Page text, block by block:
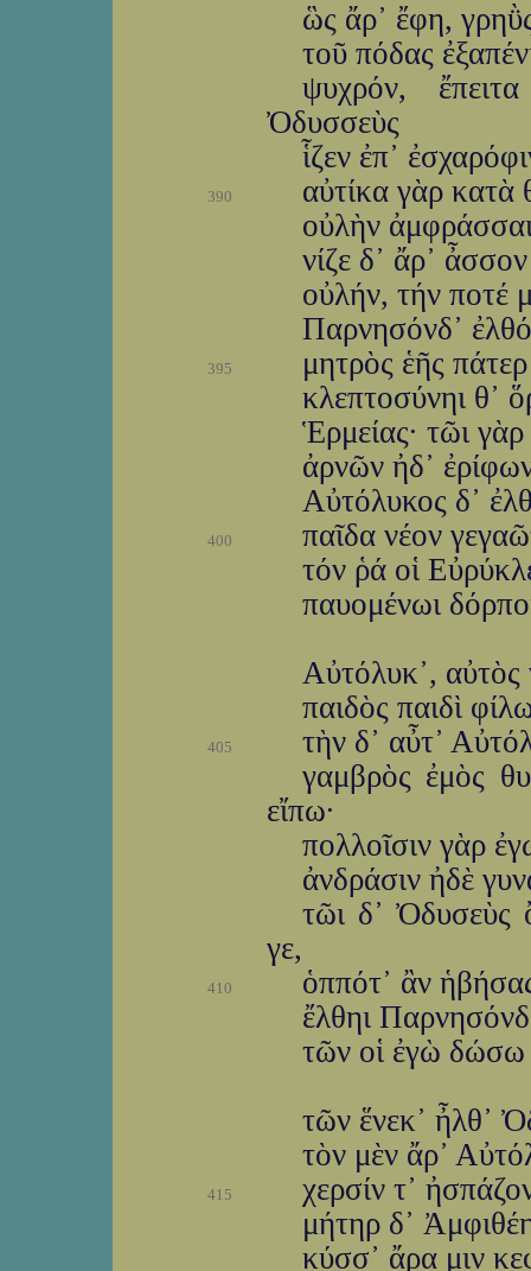
ὣς ἄρ᾽ ἔφη,
τοῦ πόδας
ψυχρόν,
Ὀδυσσεὺς
ἷζεν ἐπ᾽
390
αὐτίκα γὰρ
οὐλὴν
νίζε δ᾽ ἄρ᾽
οὐλήν, τήν ποτέ
Παρνησόνδ᾽
395
μητρὸς ἑῆς
κλεπτοσύνηι θ᾽
Ἑρμείας· τῶι
ἀρνῶν ἠδ᾽
Αὐτόλυκος δ᾽
400
παῖδα νέον
τόν ῥά οἱ
παυομένωι
Αὐτόλυκ᾽, αὐτὸς
παιδὸς παιδὶ
405
τὴν δ᾽ αὖτ᾽
γαμβρὸς ἐμὸς
εἴπω·
πολλοῖσιν γὰρ
ἀνδράσιν ἠδὲ
τῶι δ᾽ Ὀδυσεὺς
γε,
410
ὁππότ᾽ ἂν
ἔλθηι
τῶν οἱ ἐγὼ δώσω
τῶν ἕνεκ᾽ ἦλθ᾽
τὸν μὲν ἄρ᾽
415
χερσίν τ᾽
μήτηρ δ᾽
κύσσ᾽ ἄρα μιν